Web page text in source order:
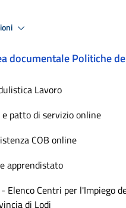
documentale Politiche
Lavoro
e patto di servizio online
COB online
apprendistato
- Elenco Centri per l'Impiego
di Lodi